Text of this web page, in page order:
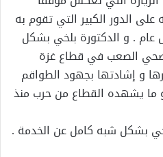
الدور الكبير التي تقوم به
. و الدكتورة بلخي بشكل
الصعب في قطاع غزة
و إشادتها بجهود الطواقم
ما يشهده القطاع من حرب منذ
بشكل شبه كامل عن الخدمة .